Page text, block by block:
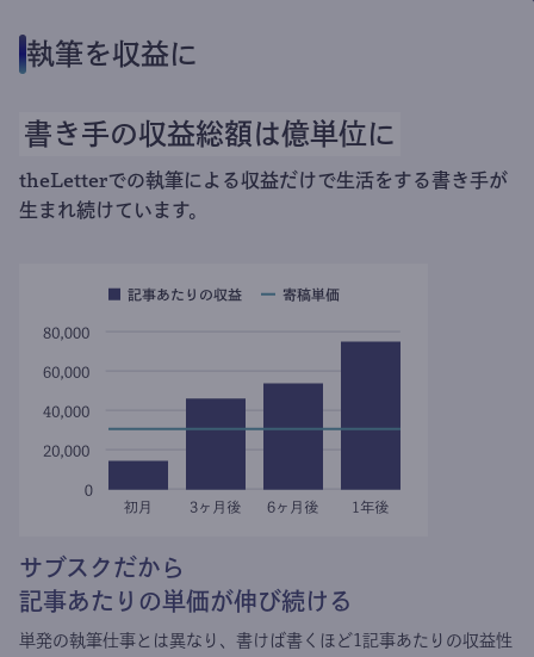
執筆を収益に
書き手の収益総額は億単位に
theLetterでの執筆による収益だけで生活をする書き手が
生まれ続けています。
サブスクだから
記事あたりの単価が伸び続ける
単発の執筆仕事とは異なり、 書けば書くほど1記事あたりの収益性